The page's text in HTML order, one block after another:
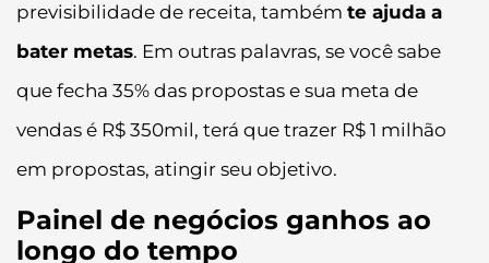
previsibilidade de receita, também te ajuda a
bater metas. Em outras palavras, se você sabe
que fecha 35% das propostas e sua meta de
vendas é R$ 350mil, terá que trazer R$ 1 milhão
em propostas, atingir seu objetivo.
Painel de negócios ganhos ao
longo do tempo